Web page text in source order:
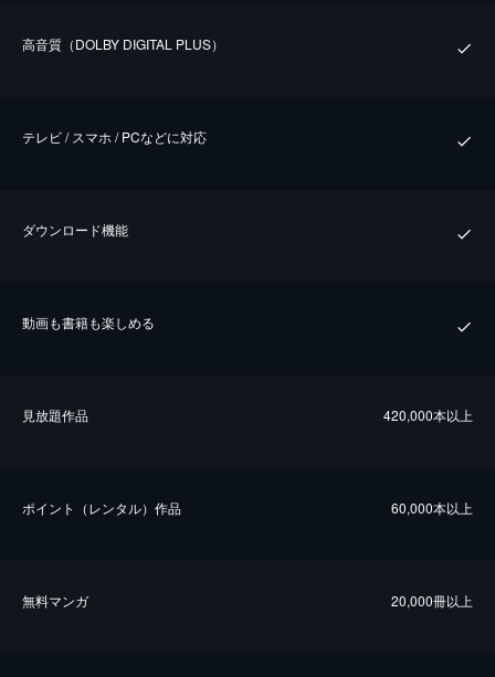
⾼⾳質（DOLBY DIGITAL PLUS）
テレビ / スマホ / PCなどに対応
ダウンロード機能
動画も書籍も楽しめる
⾒放題作品 420,000本以上
ポイント（レンタル）作品 60,000本以上
無料マンガ 20,000冊以上